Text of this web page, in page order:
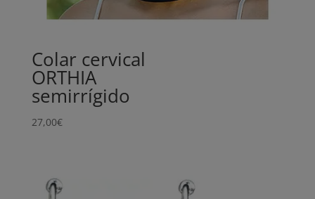
Colar cervical
ORTHIA
semirrígido
27,00€